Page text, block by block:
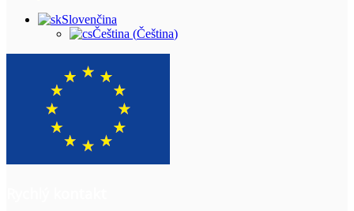
Slovenčina
Čeština (Čeština)